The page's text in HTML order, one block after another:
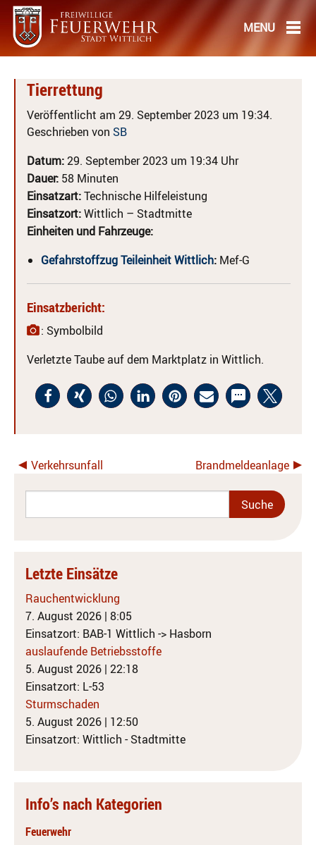
Tierrettung
Veröffentlicht am 29. September 2023 um 19:34.
Geschrieben von SB
Datum:29. September 2023 um 19:34 Uhr
Dauer: 58 Minuten
Einsatzart:Technische Hilfeleistung
Einsatzort:Wittlich – Stadtmitte
Einheiten und Fahrzeuge:
Gefahrstoffzug Teileinheit Wittlich: Mef-G
Einsatzbericht:
: Symbolbild
Verletzte Taube auf dem Marktplatz in Wittlich.
Verkehrsunfall Brandmeldeanlage
Letzte Einsätze
Rauchentwicklung
7. August 2026 | 8:05
Einsatzort: BAB-1 Wittlich -> Hasborn
auslaufende Betriebsstoffe
5. August 2026 | 22:18
Einsatzort: L-53
Sturmschaden
5. August 2026 | 12:50
Einsatzort: Wittlich - Stadtmitte
Info’s nach Kategorien
Feuerwehr